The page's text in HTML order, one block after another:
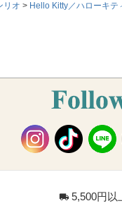
リオ Hello Kitty／ハローキテ
5,500円以